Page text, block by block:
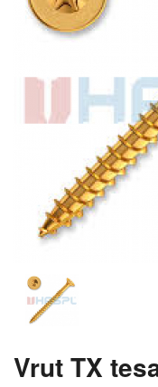
Vrut TX